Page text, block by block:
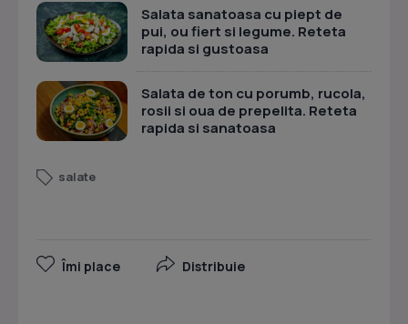
Salata sanatoasa cu piept de
pui, ou fiert si legume. Reteta
rapida si gustoasa
Salata de ton cu porumb, rucola,
rosii si oua de prepelita. Reteta
rapida si sanatoasa
salate
Îmi place Distribuie